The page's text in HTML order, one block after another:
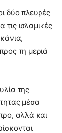
δύο πλευρές
ισλαμικές
τη μεριά
της
μέσα
αλλά και